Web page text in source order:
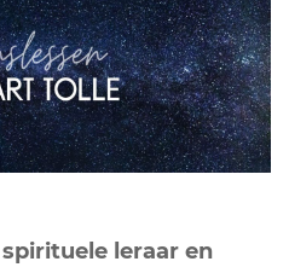
Tolle
leraar en